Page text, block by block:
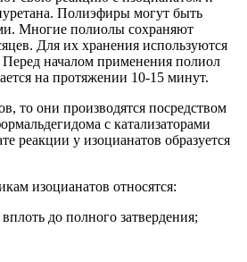
Полиэфиры могут быть
Многие полиолы сохраняют
Для их хранения используются
началом применения полиол
на протяжении 10-15 минут.
то они производятся посредством
с катализаторами
реакции у изоцианатов образуется
изоцианатов относятся:
до полного затвердения;